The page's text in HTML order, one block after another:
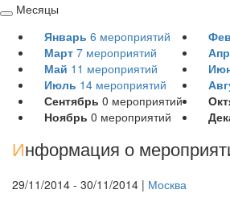
Свернуть
развернуть
Месяцы
Январь 6 мероприятий
Март 7 мероприятий
Май 11 мероприятий
Июль 14 мероприятий
Сентябрь 0 мероприятий
Ноябрь 0 мероприятий
Информация о
29/11/2014 - 30/11/2014 | Москва